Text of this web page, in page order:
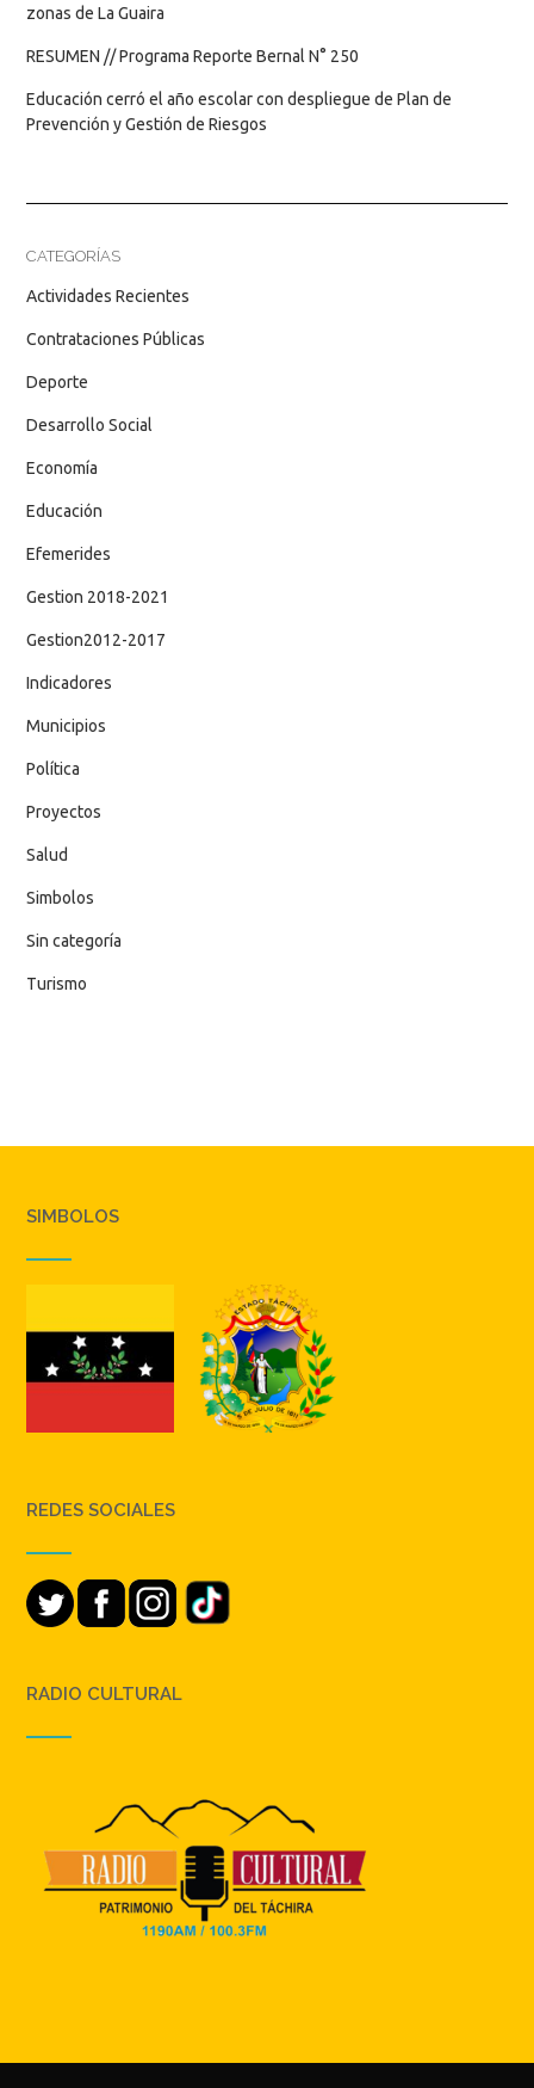
zonas de La Guaira
RESUMEN // Programa Reporte Bernal N° 250
Educación cerró el año escolar con despliegue de Plan de
Prevención y Gestión de Riesgos
CATEGORÍAS
Actividades Recientes
Contrataciones Públicas
Deporte
Desarrollo Social
Economía
Educación
Efemerides
Gestion 2018-2021
Gestion2012-2017
Indicadores
Municipios
Política
Proyectos
Salud
Simbolos
Sin categoría
Turismo
SIMBOLOS
REDES SOCIALES
RADIO CULTURAL